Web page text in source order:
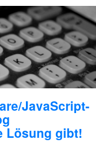
JavaScript-
Lösung gibt!